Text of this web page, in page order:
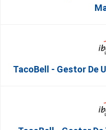
TacoBell - Gestor De